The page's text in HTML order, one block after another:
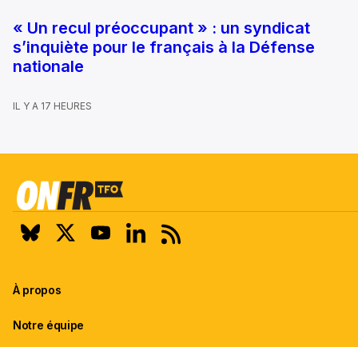
« Un recul préoccupant » : un syndicat
s’inquiète pour le français à la Défense
nationale
IL Y A 17 HEURES
À propos
Notre équipe